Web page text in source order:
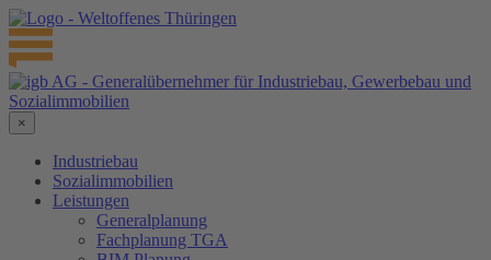
×
Industriebau
Sozialimmobilien
Leistungen
Generalplanung
Fachplanung TGA